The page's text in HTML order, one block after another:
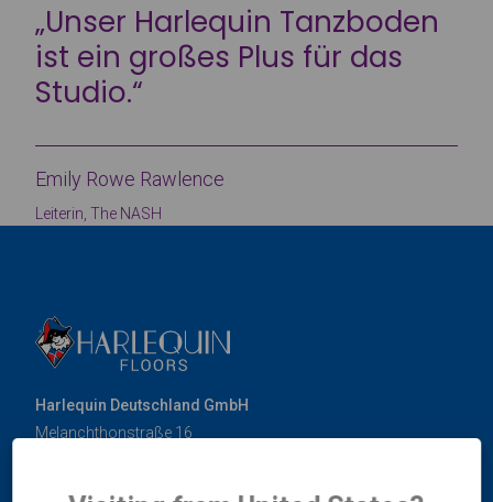
„Unser Harlequin Tanzboden
ist ein großes Plus für das
Studio.“
Emily Rowe Rawlence
Leiterin, The NASH
Harlequin Deutschland GmbH
Melanchthonstraße 16